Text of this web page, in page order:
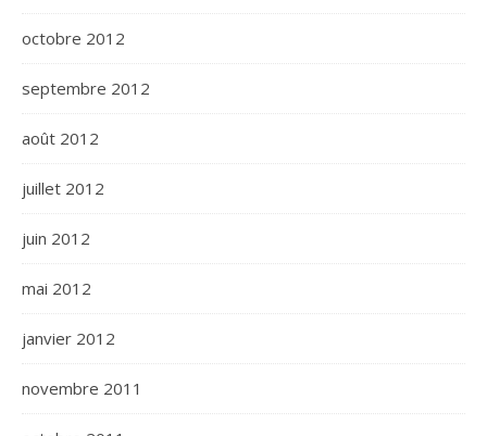
octobre 2012
septembre 2012
août 2012
juillet 2012
juin 2012
mai 2012
janvier 2012
novembre 2011